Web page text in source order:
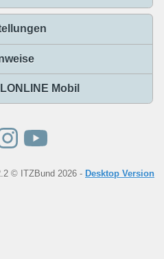
Mobil
© ITZBund 2026 - Desktop Version